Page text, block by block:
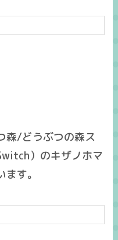
森/どうぶつの森ス
）のキザノホマ
す。